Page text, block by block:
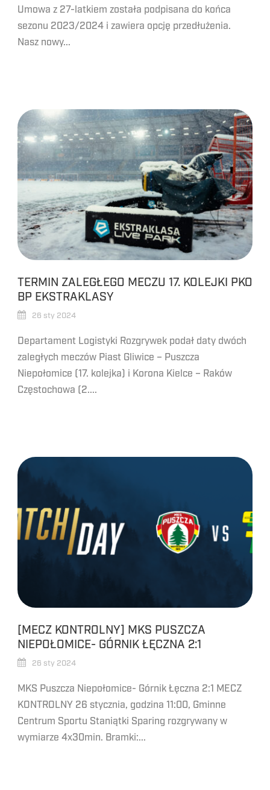
Umowa z 27-latkiem została podpisana do końca
sezonu 2023/2024 i zawiera opcję przedłużenia.
Nasz nowy...
TERMIN ZALEGŁEGO MECZU 17. KOLEJKI PKO
BP EKSTRAKLASY
26 sty 2024
Departament Logistyki Rozgrywek podał daty dwóch
zaległych meczów Piast Gliwice – Puszcza
Niepołomice (17. kolejka) i Korona Kielce – Raków
Częstochowa (2....
[MECZ KONTROLNY] MKS PUSZCZA
NIEPOŁOMICE- GÓRNIK ŁĘCZNA 2:1
26 sty 2024
MKS Puszcza Niepołomice- Górnik Łęczna 2:1 MECZ
KONTROLNY 26 stycznia, godzina 11:00, Gminne
Centrum Sportu Staniątki Sparing rozgrywany w
wymiarze 4x30min. Bramki:...